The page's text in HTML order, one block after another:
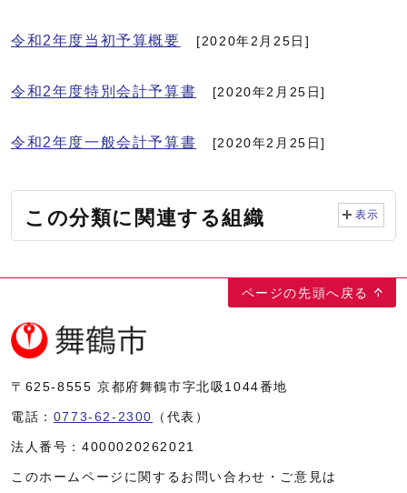
令和2年度当初予算概要 [2020年2月25日]
令和2年度特別会計予算書 [2020年2月25日]
令和2年度一般会計予算書 [2020年2月25日]
この分類に関連する組織 表示
ページの先頭へ戻る
〒625-8555 京都府舞鶴市字北吸1044番地
電話： 0773-62-2300 （代表）
法人番号： 4000020262021
このホームページに関するお問い合わせ・ご意見は